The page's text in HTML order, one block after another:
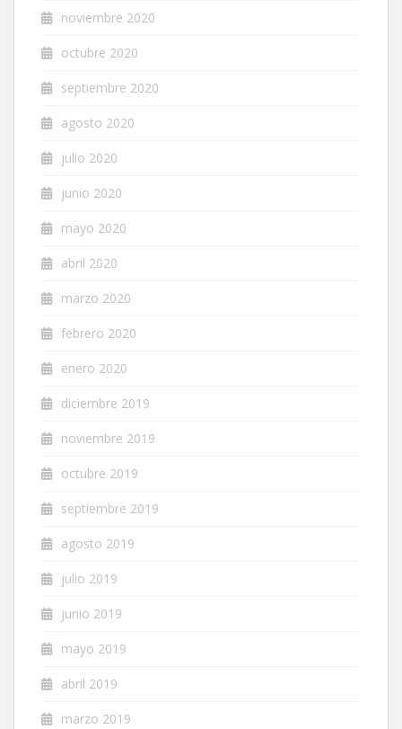
noviembre 2020
octubre 2020
septiembre 2020
agosto 2020
julio 2020
junio 2020
mayo 2020
abril 2020
marzo 2020
febrero 2020
enero 2020
diciembre 2019
noviembre 2019
octubre 2019
septiembre 2019
agosto 2019
julio 2019
junio 2019
mayo 2019
abril 2019
marzo 2019